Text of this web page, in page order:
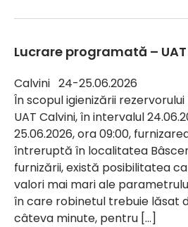
Lucrare programată –
Calvini 24-25.06.2026
În scopul igienizării rezervorului
UAT Calvini, în intervalul
25.06.2026, ora 09:00,
întreruptă în localitatea
furnizării, există posibilitatea
valori mai mari ale
în care robinetul trebuie lăsat
câteva minute, pentru […]